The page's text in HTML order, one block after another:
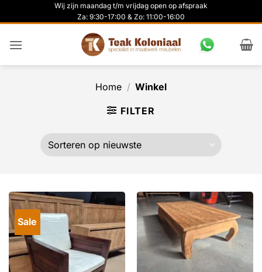
naar
Wij zijn maandag t/m vrijdag open op afspraak
Za: 9:30-17:00 & Zo: 11:00-16:00
Home / Winkel
FILTER
Sale